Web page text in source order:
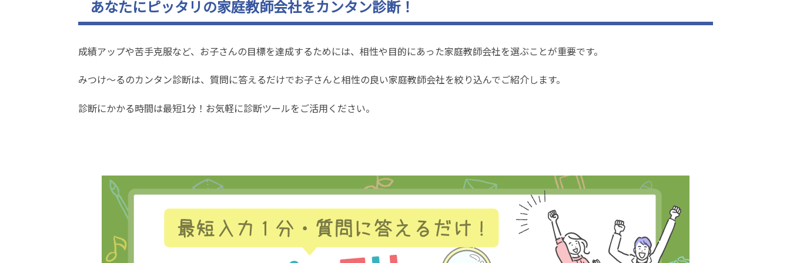
あなたにピッタリの家庭教師会社をカンタン診断！
成績アップや苦手克服など、お子さんの目標を達成するためには、相性や目的にあった家庭教師会社を選ぶことが重要です。
みつけ～るのカンタン診断は、質問に答えるだけでお子さんと相性の良い家庭教師会社を絞り込んでご紹介します。
診断にかかる時間は最短1分！お気軽に診断ツールをご活用ください。